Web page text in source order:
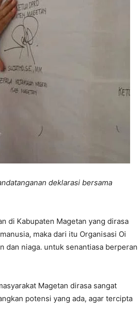
deklarasi bersama
di Kabupaten Magetan yang dirasa
maka dari itu Organisasi Oi
dan niaga. untuk senantiasa berperan
Magetan dirasa sangat
potensi yang ada, agar tercipta